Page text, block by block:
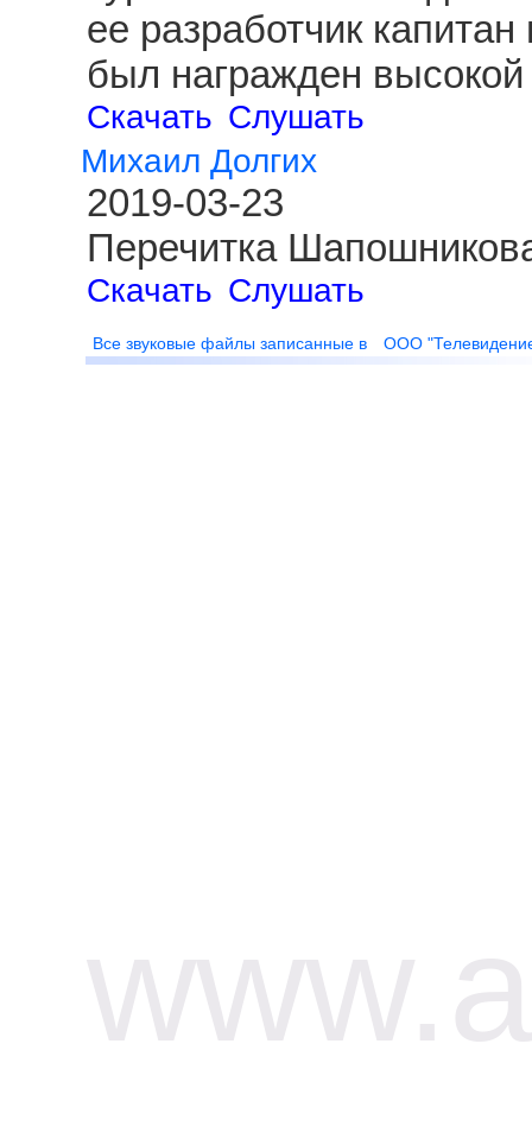
ее разработчик
был награжден
Скачать Слушать
Михаил Долгих
2019-03-23
Перечитка
Скачать Слушать
Все звуковые файлы записанные в ООО